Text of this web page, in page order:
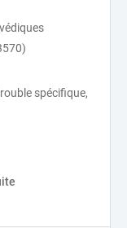
spécifique,